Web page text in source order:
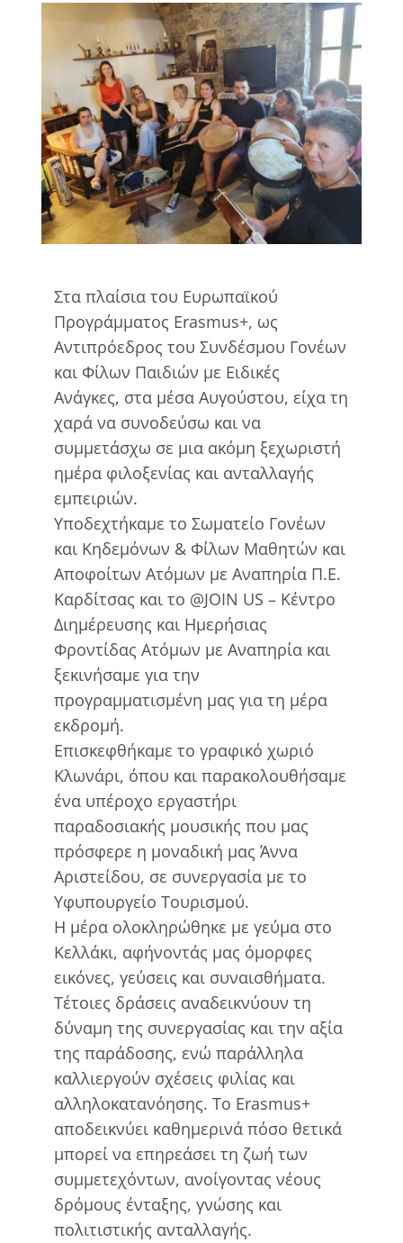
Larger
Image
Στα πλαίσια του Ευρωπαϊκού
Προγράμματος Erasmus+, ως
Αντιπρόεδρος του Συνδέσμου Γονέων
και Φίλων Παιδιών με Ειδικές
Ανάγκες, στα μέσα Αυγούστου, είχα τη
χαρά να συνοδεύσω και να
συμμετάσχω σε μια ακόμη ξεχωριστή
ημέρα φιλοξενίας και ανταλλαγής
εμπειριών.
Υποδεχτήκαμε το Σωματείο Γονέων
και Κηδεμόνων & Φίλων Μαθητών και
Αποφοίτων Ατόμων με Αναπηρία Π.Ε.
Καρδίτσας και το @JOIN US – Κέντρο
Διημέρευσης και Ημερήσιας
Φροντίδας Ατόμων με Αναπηρία και
ξεκινήσαμε για την
προγραμματισμένη μας για τη μέρα
εκδρομή.
Επισκεφθήκαμε το γραφικό χωριό
Κλωνάρι, όπου και παρακολουθήσαμε
ένα υπέροχο εργαστήρι
παραδοσιακής μουσικής που μας
πρόσφερε η μοναδική μας Άννα
Αριστείδου, σε συνεργασία με το
Υφυπουργείο Τουρισμού.
Η μέρα ολοκληρώθηκε με γεύμα στο
Κελλάκι, αφήνοντάς μας όμορφες
εικόνες, γεύσεις και συναισθήματα.
Τέτοιες δράσεις αναδεικνύουν τη
δύναμη της συνεργασίας και την αξία
της παράδοσης, ενώ παράλληλα
καλλιεργούν σχέσεις φιλίας και
αλληλοκατανόησης. Το Erasmus+
αποδεικνύει καθημερινά πόσο θετικά
μπορεί να επηρεάσει τη ζωή των
συμμετεχόντων, ανοίγοντας νέους
δρόμους ένταξης, γνώσης και
πολιτιστικής ανταλλαγής.